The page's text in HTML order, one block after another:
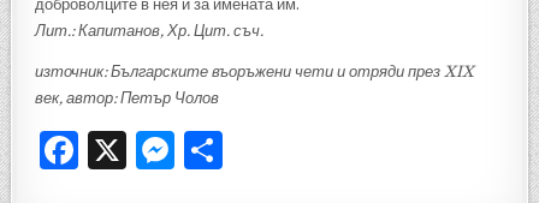
доброволците в нея и за имената им.
Лит.: Капитанов, Хр. Цит. съч.
източник: Българските въоръжени чети и отряди през XIX
век, автор: Петър Чолов
F
X
M